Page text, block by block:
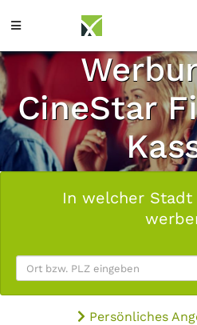
CineStar
In welcher Stadt
Persönliches